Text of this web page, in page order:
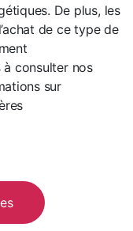
De plus, les
de ce type de
à consulter nos
sur